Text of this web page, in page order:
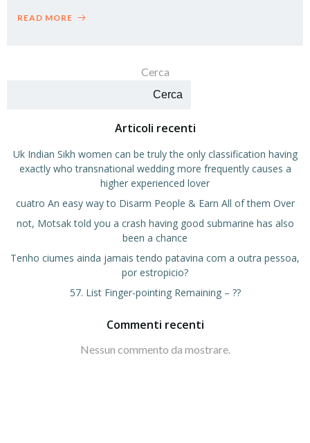
READ MORE
Cerca
Cerca
Articoli recenti
Uk Indian Sikh women can be truly the only classification having
exactly who transnational wedding more frequently causes a
higher experienced lover
cuatro An easy way to Disarm People & Earn All of them Over
not, Motsak told you a crash having good submarine has also
been a chance
Tenho ciumes ainda jamais tendo patavina com a outra pessoa,
por estropicio?
57. List Finger-pointing Remaining – ??
Commenti recenti
Nessun commento da mostrare.